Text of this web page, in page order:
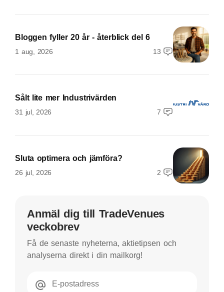
Bloggen fyller 20 år - återblick del 6
1 aug, 2026 13
Sålt lite mer Industrivärden
31 jul, 2026 7
Sluta optimera och jämföra?
26 jul, 2026 2
Anmäl dig till TradeVenues
veckobrev
Få de senaste nyheterna, aktietipsen och
analyserna direkt i din mailkorg!
E-postadress